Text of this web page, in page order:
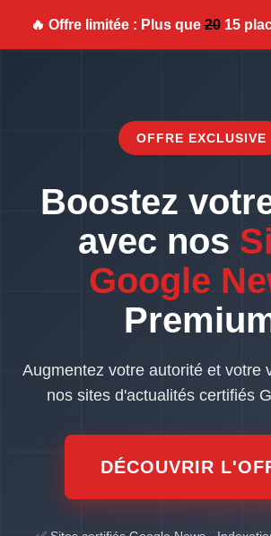
🔥 Offre limitée : Plus que2015
OFFRE EXCLUSIVE
Boostez
avec nos
Google
Augmentez votre autorité et votre
nos sites d'actualités certifiés
DÉCOUVRIR